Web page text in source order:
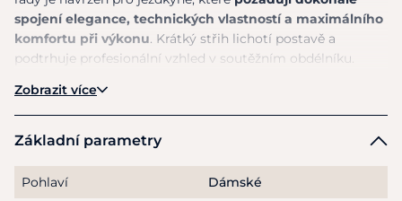
spojení elegance, technických vlastností a maximálního
komfortu při výkonu. Krátký střih lichotí postavě a
podtrhuje profesionální vzhled v soutěžním obdélníku.
Vysoce kvalitní strečový materiál je
rychleschnoucí(quick dry), což zajišťujeoptimální
pohodlí i během náročných startů
odolná, nemačkavá a bez výplně
– pro lehkost a
Zobrazit více
Základní parametry
Pohlaví Dámské